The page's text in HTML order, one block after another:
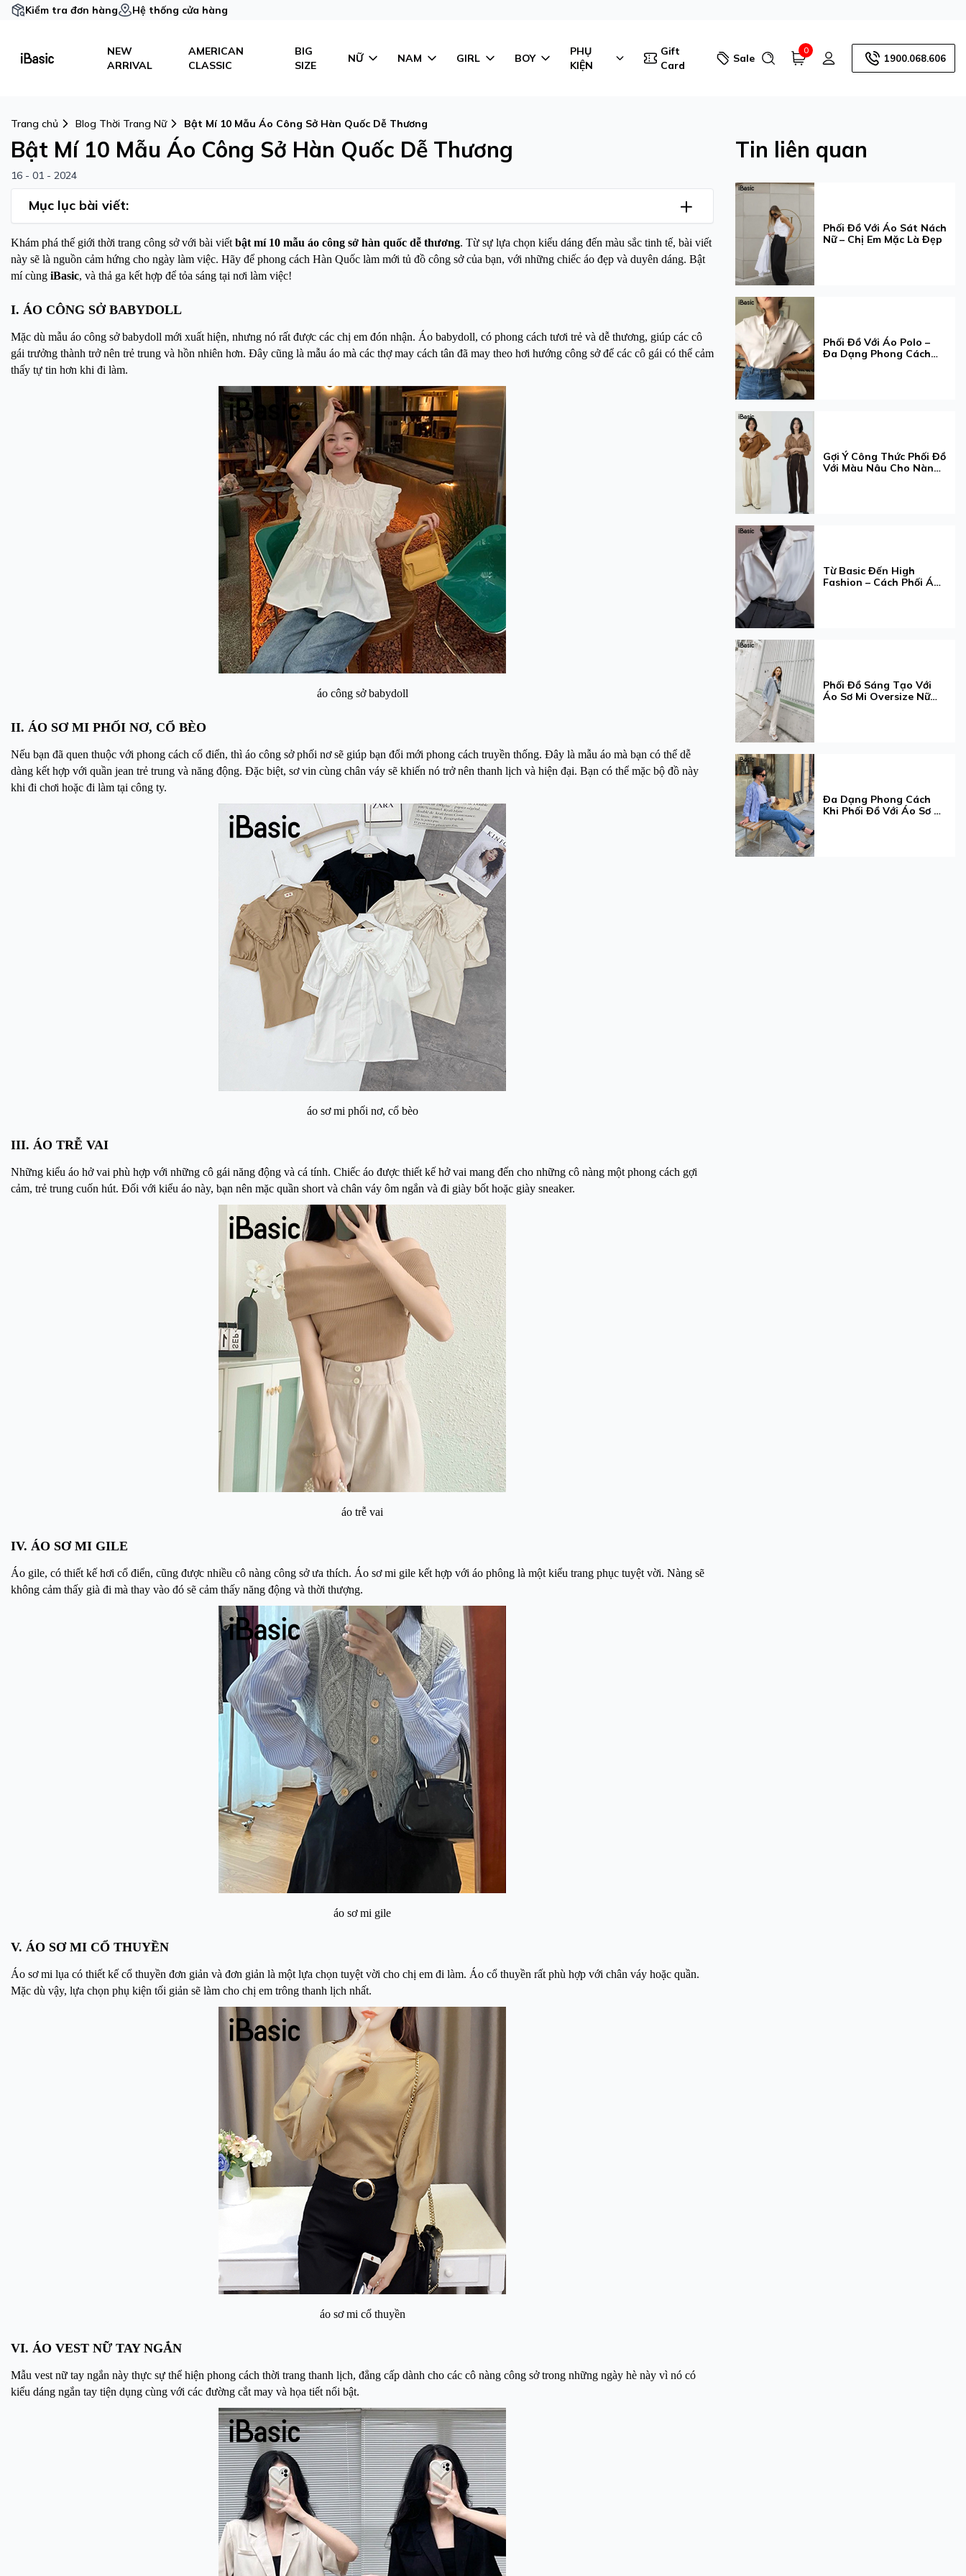
Kiểm tra đơn hàng Hệ thống cửa hàng
NEW
ARRIVAL
AMERICAN
CLASSIC
BIG
SIZE
NỮ NAM GIRL BOY
PHỤ
KIỆN
Gift
Card
Sale
0
1900.068.606
Trang chủ Blog Thời Trang Nữ Bật Mí 10 Mẫu Áo Công Sở Hàn Quốc Dễ Thương
Bật Mí 10 Mẫu Áo Công Sở Hàn Quốc Dễ Thương
16 - 01 - 2024
Mục lục bài viết:
Khám phá thế giới thời trang công sở với bài viết bật mí 10 mẫu áo công sở hàn quốc dễ thương. Từ sự lựa chọn kiểu dáng đến màu sắc tinh tế, bài viết
này sẽ là nguồn cảm hứng cho ngày làm việc. Hãy để phong cách Hàn Quốc làm mới tủ đồ công sở của bạn, với những chiếc áo đẹp và duyên dáng. Bật
mí cùng iBasic, và thả ga kết hợp để tỏa sáng tại nơi làm việc!
I. ÁO CÔNG SỞ BABYDOLL
Mặc dù mẫu áo công sở babydoll mới xuất hiện, nhưng nó rất được các chị em đón nhận. Áo babydoll, có phong cách tươi trẻ và dễ thương, giúp các cô
gái trưởng thành trở nên trẻ trung và hồn nhiên hơn. Đây cũng là mẫu áo mà các thợ may cách tân đã may theo hơi hướng công sở để các cô gái có thể cảm
thấy tự tin hơn khi đi làm.
áo công sở babydoll
II. ÁO SƠ MI PHỐI NƠ, CỔ BÈO
Nếu bạn đã quen thuộc với phong cách cổ điển, thì áo công sở phối nơ sẽ giúp bạn đổi mới phong cách truyền thống. Đây là mẫu áo mà bạn có thể dễ
dàng kết hợp với quần jean trẻ trung và năng động. Đặc biệt, sơ vin cùng chân váy sẽ khiến nó trở nên thanh lịch và hiện đại. Bạn có thể mặc bộ đồ này
khi đi chơi hoặc đi làm tại công ty.
áo sơ mi phối nơ, cổ bèo
III. ÁO TRỄ VAI
Những kiểu áo hở vai phù hợp với những cô gái năng động và cá tính. Chiếc áo được thiết kế hở vai mang đến cho những cô nàng một phong cách gợi
cảm, trẻ trung cuốn hút. Đối với kiểu áo này, bạn nên mặc quần short và chân váy ôm ngắn và đi giày bốt hoặc giày sneaker.
áo trễ vai
IV. ÁO SƠ MI GILE
Áo gile, có thiết kế hơi cổ điển, cũng được nhiều cô nàng công sở ưa thích. Áo sơ mi gile kết hợp với áo phông là một kiểu trang phục tuyệt vời. Nàng sẽ
không cảm thấy già đi mà thay vào đó sẽ cảm thấy năng động và thời thượng.
áo sơ mi gile
V. ÁO SƠ MI CỔ THUYỀN
Áo sơ mi lụa có thiết kế cổ thuyền đơn giản và đơn giản là một lựa chọn tuyệt vời cho chị em đi làm. Áo cổ thuyền rất phù hợp với chân váy hoặc quần.
Mặc dù vậy, lựa chọn phụ kiện tối giản sẽ làm cho chị em trông thanh lịch nhất.
áo sơ mi cổ thuyền
VI. ÁO VEST NỮ TAY NGẮN
Mẫu vest nữ tay ngắn này thực sự thể hiện phong cách thời trang thanh lịch, đẳng cấp dành cho các cô nàng công sở trong những ngày hè này vì nó có
kiểu dáng ngắn tay tiện dụng cùng với các đường cắt may và họa tiết nổi bật.
Tin liên quan
Phối Đồ Với Áo Sát Nách
Nữ – Chị Em Mặc Là Đẹp
Phối Đồ Với Áo Polo –
Đa Dạng Phong Cách
Gợi Ý Công Thức Phối Đồ
Với Màu Nâu Cho Nàng
Từ Basic Đến High
Fashion – Cách Phối Áo
Phối Đồ Sáng Tạo Với
Áo Sơ Mi Oversize Nữ
Đa Dạng Phong Cách
Khi Phối Đồ Với Áo Sơ Mi